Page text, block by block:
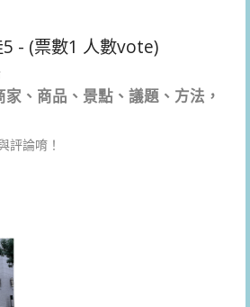
- (票數1 人數vote)
、商品、景點、議題、方法，
評論唷！